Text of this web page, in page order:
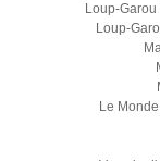
Loup-
Loup-
Le